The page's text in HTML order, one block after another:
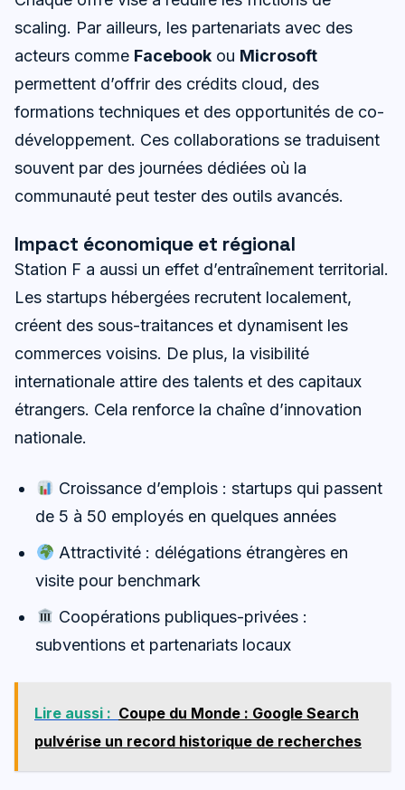
scaling. Par ailleurs, les partenariats avec des
acteurs comme Facebook ou Microsoft
permettent d’offrir des crédits cloud, des
formations techniques et des opportunités de co-
développement. Ces collaborations se traduisent
souvent par des journées dédiées où la
communauté peut tester des outils avancés.
Impact économique et régional
Station F a aussi un effet d’entraînement territorial.
Les startups hébergées recrutent localement,
créent des sous-traitances et dynamisent les
commerces voisins. De plus, la visibilité
internationale attire des talents et des capitaux
étrangers. Cela renforce la chaîne d’innovation
nationale.
Croissance d’emplois : startups qui passent
de 5 à 50 employés en quelques années
Attractivité : délégations étrangères en
visite pour benchmark
Coopérations publiques-privées :
subventions et partenariats locaux
Lire aussi : Coupe du Monde : Google Search
pulvérise un record historique de recherches